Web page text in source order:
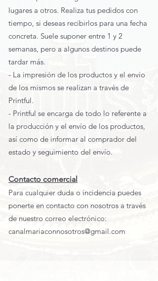
lugares a otros. Realiza tus pedidos con
tiempo, si deseas recibirlos para una fecha
concreta. Suele suponer entre 1 y 2
semanas, pero a algunos destinos puede
tardar más.
- La impresión de los productos y el envío
de los mismos se realizan a través de
Printful.
- Printful se encarga de todo lo referente a
la producción y el envío de los productos,
así como de informar al comprador del
estado y seguimiento del envío.
Contacto comercial
Para cualquier duda o incidencia puedes
ponerte en contacto con nosotros a través
de nuestro correo electrónico:
canalmariaconnosotros@gmail.com